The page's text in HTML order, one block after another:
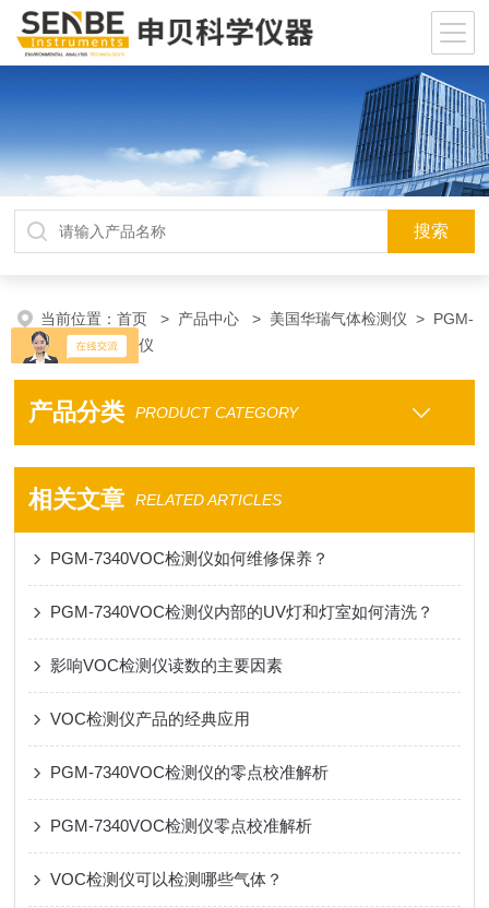
当前位置：首页 > 产品中心 > 美国华瑞气体检测仪 > PGM-
7340VOC检测仪
产品分类 PRODUCT CATEGORY
相关文章 RELATED ARTICLES
PGM-7340VOC检测仪如何维修保养？
PGM-7340VOC检测仪内部的UV灯和灯室如何清洗？
影响VOC检测仪读数的主要因素
VOC检测仪产品的经典应用
PGM-7340VOC检测仪的零点校准解析
PGM-7340VOC检测仪零点校准解析
VOC检测仪可以检测哪些气体？